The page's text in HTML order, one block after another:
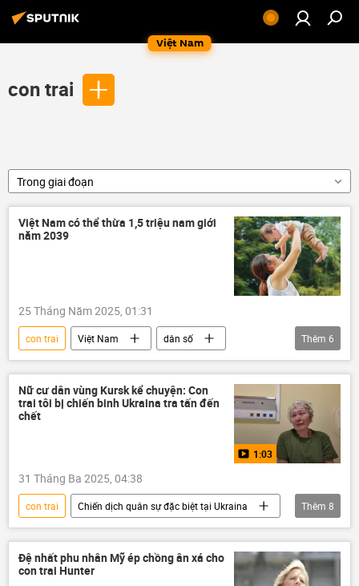
Việt Nam
con trai
Trong giai đoạn
Việt Nam có thể thừa 1,5 triệu nam giới
năm 2039
25 Tháng Năm 2025, 01:31
con trai Việt Nam
dân số
Bộ Y Tế Việt Nam
thông tin
Xã hội
Trẻ em
phụ nữ con gái
Thêm 6
Nữ cư dân vùng Kursk kể chuyện: Con
trai tôi bị chiến binh Ukraina tra tấn đến
chết
1:03
31 Tháng Ba 2025, 04:38
con trai
Chiến dịch quân sự đặc biệt tại Ukraina
Ukraina
Cuộc khủng hoảng ở Ukraina
Video từ Ukraina
Nga
Kursk
chiến binh
Thêm 8
Đệ nhất phu nhân Mỹ ép chồng ân xá cho
con trai Hunter